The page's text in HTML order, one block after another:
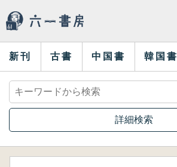
新刊 古書 中国書 韓国書
詳細検索